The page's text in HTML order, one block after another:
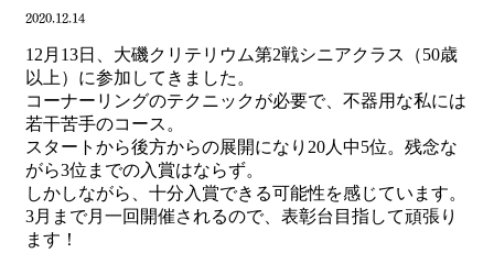
2020.12.14
12月13日、大磯クリテリウム第2戦シニアクラス（50歳
以上）に参加してきました。
コーナーリングのテクニックが必要で、不器用な私には
若干苦手のコース。
スタートから後方からの展開になり20人中5位。残念な
がら3位までの入賞はならず。
しかしながら、十分入賞できる可能性を感じています。
3月まで月一回開催されるので、表彰台目指して頑張り
ます！